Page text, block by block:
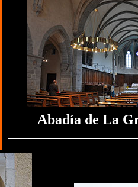
Abadía de La